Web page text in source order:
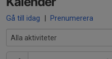
Gå till idag | Prenumerera